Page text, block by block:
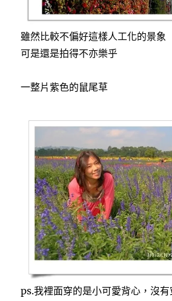
雖然比較不偏好這樣人工化的景象
可是還是拍得不亦樂乎
一整片紫色的鼠尾草
ps.我裡面穿的是小可愛背心，沒